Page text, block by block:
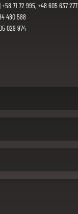
| +58 71 72 995, +48 605 637 277
480 588
029 974